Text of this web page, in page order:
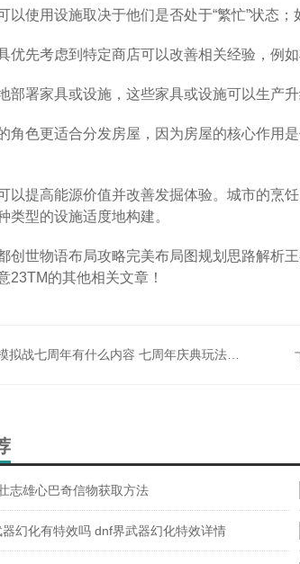
以使用设施取决于他们是否处于“繁忙”状态
优先考虑到特定商店可以改善相关经验，例
部署家具或设施，这些家具或设施可以生产
角色更适合分发房屋，因为房屋的核心作用
以提高能源价值并改善发掘体验。城市的烹
类型的设施适度地构建。
创世物语布局攻略完美布局图规划思路解析
23TM的其他相关文章！
志雄心巴奇信物获取方法
幻化有特效吗 dnf界武器幻化特效详情